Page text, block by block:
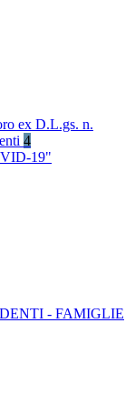
ex D.L.gs. n.
4
19"
- FAMIGLIE